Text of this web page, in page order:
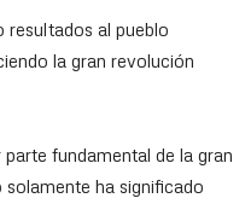
resultados al pueblo
la gran revolución
fundamental de la gran
ha significado